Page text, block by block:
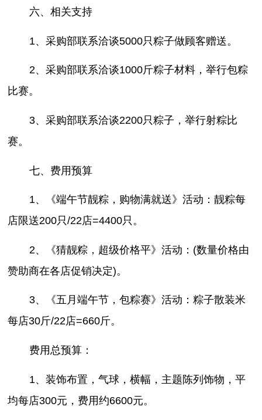
六、相关支持
1、采购部联系洽谈5000只粽子做顾客赠送。
2、采购部联系洽谈1000斤粽子材料，举行包粽
比赛。
3、采购部联系洽谈2200只粽子，举行射粽比
赛。
七、费用预算
1、《端午节靓粽，购物满就送》活动：靓粽每
店限送200只/22店=4400只。
2、《猜靓粽，超级价格平》活动：(数量价格由
赞助商在各店促销决定)。
3、《五月端午节，包粽赛》活动：粽子散装米
每店30斤/22店=660斤。
费用总预算：
1、装饰布置，气球，横幅，主题陈列饰物，平
均每店300元，费用约6600元。